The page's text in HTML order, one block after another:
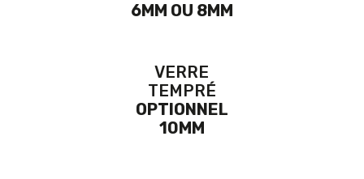
6MM OU 8MM
VERRE
TEMPRÉ
OPTIONNEL
10MM